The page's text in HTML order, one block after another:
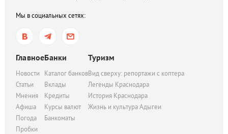
Мы в социальных сетях:
Главное
Новости
Статьи
Мнения
Афиша
Погода
Пробки
Банки
Каталог банков
Вклады
Кредиты
Курсы валют
Банкоматы
Туризм
Вид сверху: репортажи с коптера
Легенды Краснодара
История Краснодара
Жизнь и культура Адыгеи